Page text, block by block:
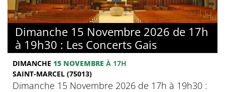
Dimanche 15 Novembre 2026 de 17h
à 19h30 : Les Concerts Gais
DIMANCHE 15 NOVEMBRE À 17H
SAINT-MARCEL (75013)
Dimanche 15 Novembre 2026 de 17h à 19h30 :